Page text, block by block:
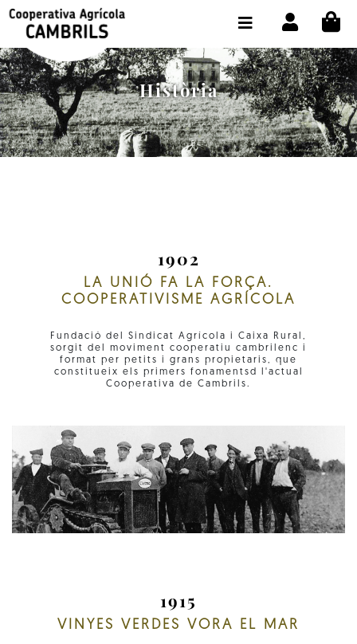
Història
1902
LA UNIÓ FA LA FORÇA.
COOPERATIVISME AGRÍCOLA
Fundació del Sindicat Agrícola i Caixa Rural,
sorgit del moviment cooperatiu cambrilenc i
format per petits i grans propietaris, que
constitueix els primers fonamentsd l'actual
Cooperativa de Cambrils.
1915
VINYES VERDES VORA EL MAR
BOTIGA COMPRA ONLINE
LA COOPERATIVA
OLEOTOUR
PRODUCTES
SELECCIONAR IDIOMA: